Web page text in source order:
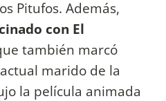
Pitufos. Además,
con El
también marcó
marido de la
la película animada